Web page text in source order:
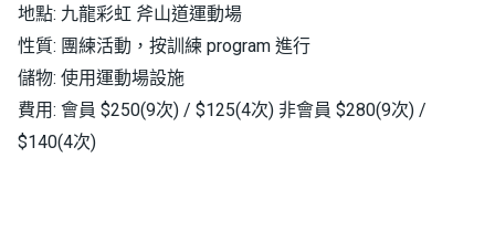
地點: 九龍彩虹 斧山道運動場
性質: 團練活動，按訓練 program 進行
儲物: 使用運動場設施
費用: 會員 $250(9次) / $125(4次) 非會員 $280(9次) /
$140(4次)